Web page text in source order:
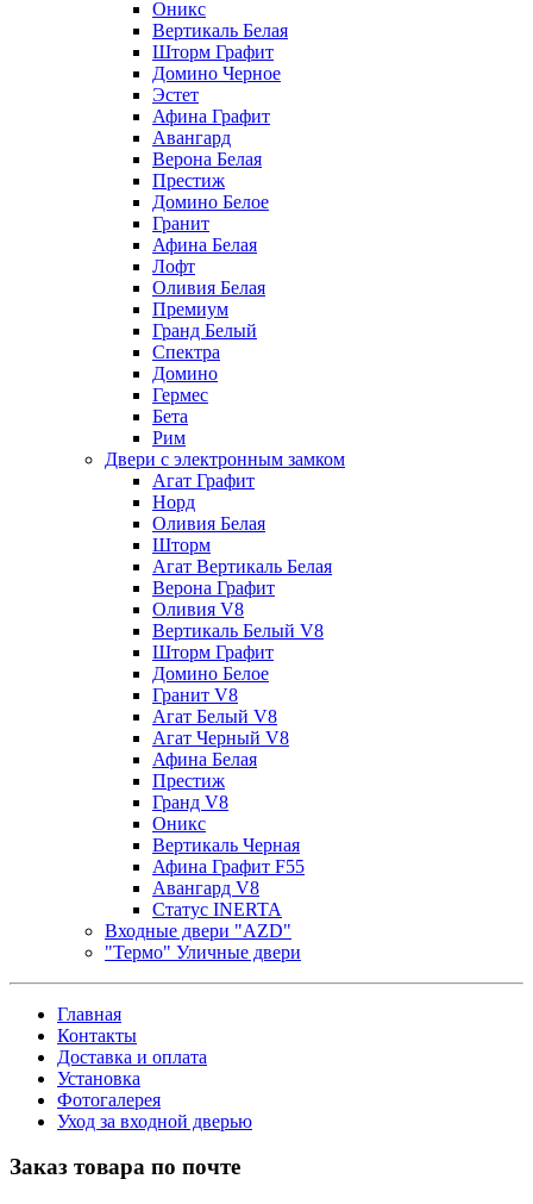
Оникс
Вертикаль Белая
Шторм Графит
Домино Черное
Эстет
Афина Графит
Авангард
Верона Белая
Престиж
Домино Белое
Гранит
Афина Белая
Лофт
Оливия Белая
Премиум
Гранд Белый
Спектра
Домино
Гермес
Бета
Рим
Двери с электронным замком
Агат Графит
Норд
Оливия Белая
Шторм
Агат Вертикаль Белая
Верона Графит
Оливия V8
Вертикаль Белый V8
Шторм Графит
Домино Белое
Гранит V8
Агат Белый V8
Агат Черный V8
Афина Белая
Престиж
Гранд V8
Оникс
Вертикаль Черная
Афина Графит F55
Авангард V8
Статус INERTA
Входные двери "AZD"
"Термо" Уличные двери
Главная
Контакты
Доставка и оплата
Установка
Фотогалерея
Уход за входной дверью
Заказ товара по почте